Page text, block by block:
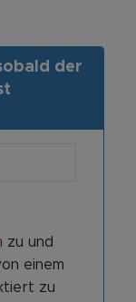
der
zu und
einem
zu